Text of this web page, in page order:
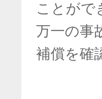
ことがで
万一の事
補償を確